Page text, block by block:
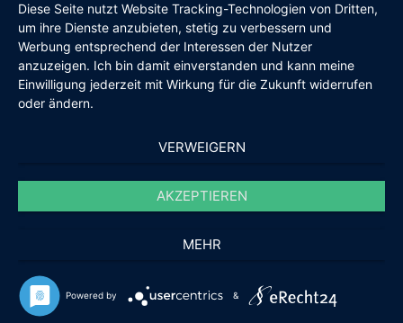
Diese Seite nutzt Website Tracking-Technologien von Dritten,
um ihre Dienste anzubieten, stetig zu verbessern und
Werbung entsprechend der Interessen der Nutzer
anzuzeigen. Ich bin damit einverstanden und kann meine
Einwilligung jederzeit mit Wirkung für die Zukunft widerrufen
oder ändern.
VERWEIGERN
AKZEPTIEREN
MEHR
Powered by &